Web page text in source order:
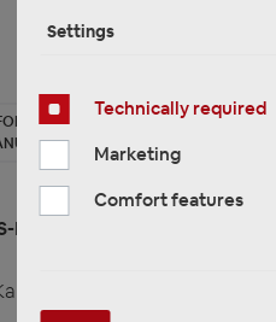
ON PRODUCT SAFETY
EU RESPONSIBLE PERSON
kompakter 4-Kanal
Class D Nano Digital
Settings
Technically required
Marketing
Comfort features